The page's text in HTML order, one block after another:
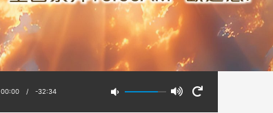
00:00 / -32:34